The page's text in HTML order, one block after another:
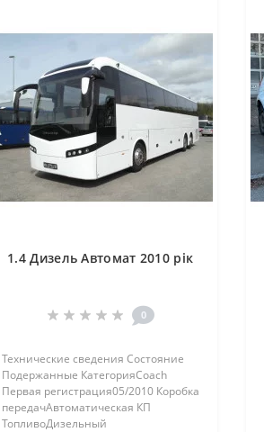
1.4 Дизель Автомат 2010 рік
0
Технические сведения Состояние
Подержанные КатегорияCoach
Первая регистрация05/2010 Коробка
передачАвтоматическая КП
ТопливоДизельный